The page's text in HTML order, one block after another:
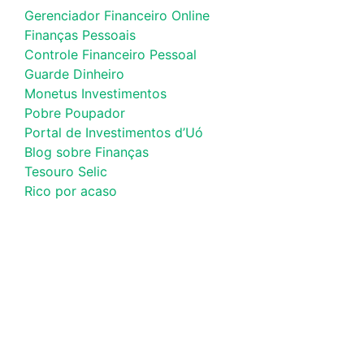
Gerenciador Financeiro Online
Finanças Pessoais
Controle Financeiro Pessoal
Guarde Dinheiro
Monetus Investimentos
Pobre Poupador
Portal de Investimentos d’Uó
Blog sobre Finanças
Tesouro Selic
Rico por acaso